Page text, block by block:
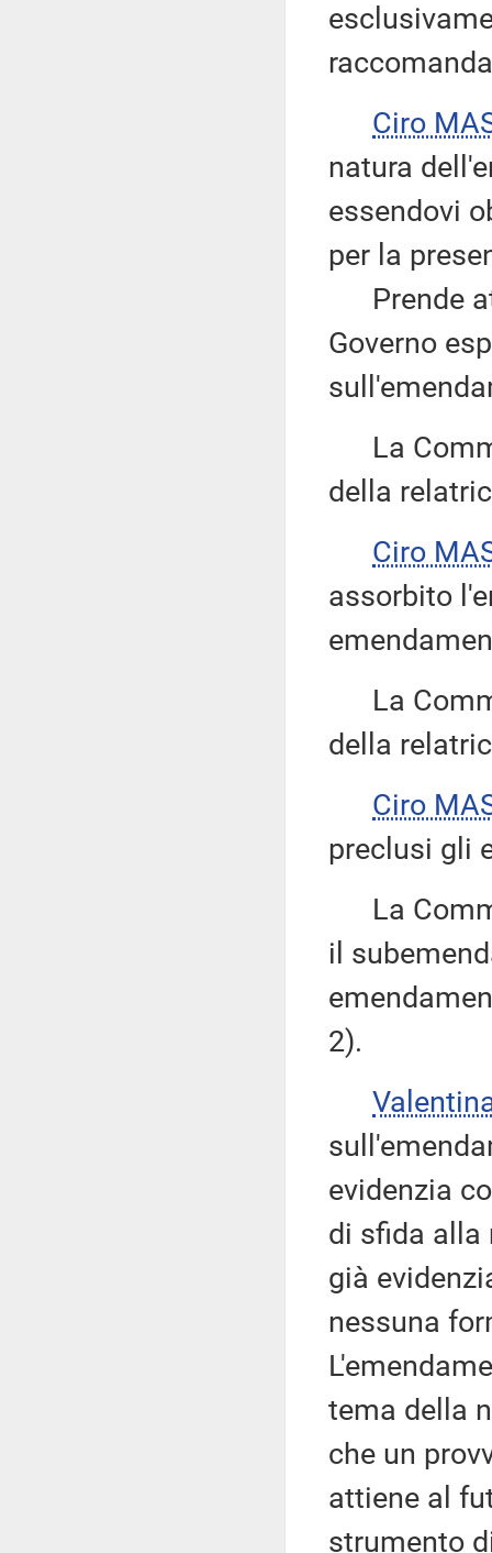
Ciro
natura
essendovi
per la
Prende
Governo
La
della
Ciro
assorbito
La
della
Ciro
preclusi gli
La
il
2).
evidenzia
di sfida alla
già
nessuna
tema della
che un
attiene al
strumento